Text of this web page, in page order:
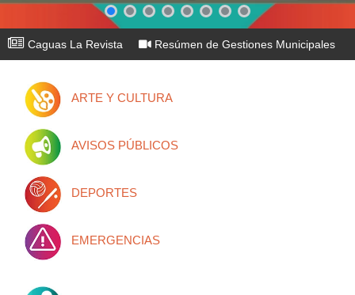
Caguas La Revista Resúmen de Gestiones Municipales
ARTE Y CULTURA
AVISOS PÚBLICOS
DEPORTES
EMERGENCIAS